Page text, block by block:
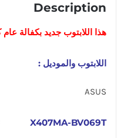
Description
هذا اللابتوب جديد بكفالة عام
اللابتوب والموديل :
ASUS
X407MA-BV069T